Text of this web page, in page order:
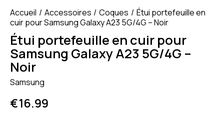
Accueil Accessoires Coques
Étui portefeuille en
cuir pour Samsung Galaxy A23 5G/4G – Noir
Étui portefeuille en cuir pour
Samsung Galaxy A23 5G/4G –
Noir
Samsung
€16.99